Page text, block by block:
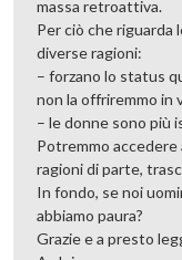
massa retroattiva.
Per ciò che riguarda
diverse ragioni:
– forzano lo status
non la offriremmo in
– le donne sono più
Potremmo
ragioni di parte,
In fondo, se noi
abbiamo paura?
Grazie e a presto